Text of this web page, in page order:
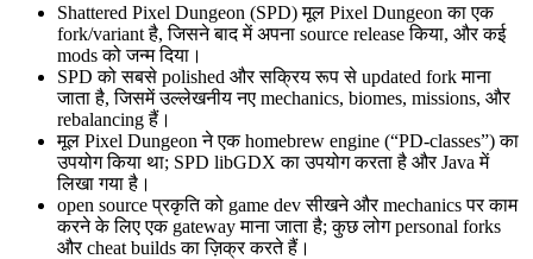
Shattered Pixel Dungeon (SPD) मूल Pixel Dungeon का एक
fork/variant है, जिसने बाद में अपना source release किया, और कई
mods को जन्म दिया।
SPD को सबसे polished और सक्रिय रूप से updated fork माना
जाता है, जिसमें उल्लेखनीय नए mechanics, biomes, missions, और
rebalancing हैं।
मूल Pixel Dungeon ने एक homebrew engine (“PD‑classes”) का
उपयोग किया था; SPD libGDX का उपयोग करता है और Java में
लिखा गया है।
open source प्रकृति को game dev सीखने और mechanics पर काम
करने के लिए एक gateway माना जाता है; कुछ लोग personal forks
और cheat builds का ज़िक्र करते हैं।